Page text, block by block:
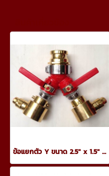
ข้อแยกตัว Y ขนาด 2.5" x 1.5" x 1.5" มีวาล์วเปิด-ปิด